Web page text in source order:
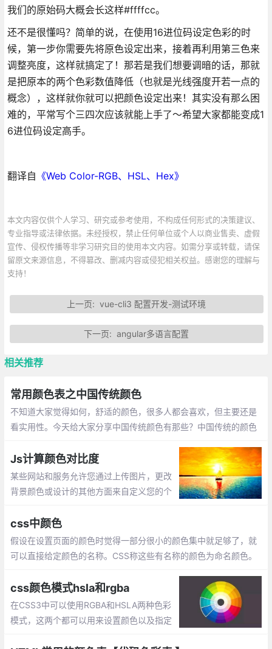
我们的原始码大概会长这样#ffffcc。
还不是很懂吗？简单的说，在使用16进位码设定色彩的时
候，第一步你需要先将原色设定出来，接着再利用第三色来
调整亮度，这样就搞定了！那若是我们想要调暗的话，那就
是把原本的两个色彩数值降低（也就是光线强度开若一点的
概念），这样就你就可以把颜色设定出来！其实没有那么困
难的，平常写个三四次应该就能上手了～希望大家都能变成1
6进位码设定高手。
翻译自 《Web Color-RGB、HSL、Hex》
本文内容仅供个人学习、研究或参考使用，不构成任何形式的决策建议、
专业指导或法律依据。未经授权，禁止任何单位或个人以商业售卖、虚假
宣传、侵权传播等非学习研究目的使用本文内容。如需分享或转载，请保
留原文来源信息，不得篡改、删减内容或侵犯相关权益。感谢您的理解与
支持！
上一页:vue-cli3 配置开发-测试环境
下一页:angular多语言配置
相关推荐
常用颜色表之中国传统颜色
不知道大家觉得如何，舒适的颜色，很多人都会喜欢，但主要还是
看实用性。今天给大家分享中国传统颜色有那些？中国传统的颜色
黛绿、胭脂、藕荷、豆绿、宝蓝、秋香、玄色、牙色、黄栌、靛
蓝、明黄、朱砂、石绿
Js计算颜色对比度
某些网站和服务允许您通过上传图片，更改
背景颜色或设计的其他方面来自定义您的个
序转换为您存储数据的小窝。
css中颜色
假设在设置页面的颜色时觉得一部分很小的颜色集中就足够了，就
可以直接给定颜色的名称。CSS称这些有名称的颜色为命名颜色。
蓝色
css颜色模式hsla和rgba
在CSS3中可以使用RGBA和HSLA两种色彩
模式，这两个都可以用来设置颜色以及指定